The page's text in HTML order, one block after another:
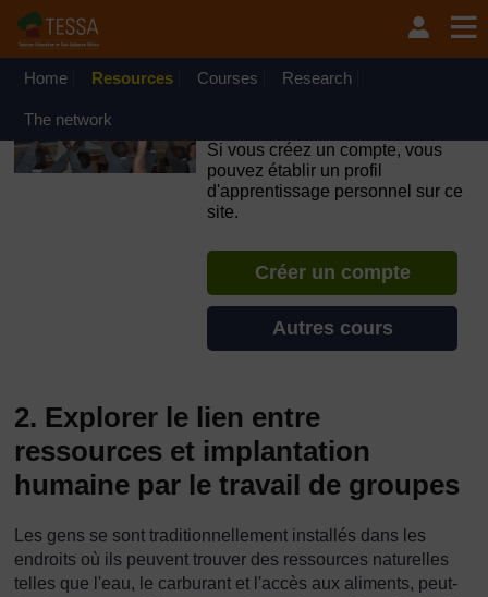
Passer au contenu principal
OpenLearn Create will be unavailable on Wednesday 12
August 2026 from 8am to 10.30am (GMT) due to routine
Home Resources Courses Research
The network
Si vous créez un compte, vous
pouvez établir un profil
d'apprentissage personnel sur ce
site.
Créer un compte
Autres cours
2. Explorer le lien entre
ressources et implantation
humaine par le travail de groupes
Les gens se sont traditionnellement installés dans les
endroits où ils peuvent trouver des ressources naturelles
telles que l'eau, le carburant et l'accès aux aliments, peut-